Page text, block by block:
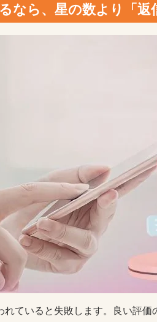
なら、星の数より「返
ていると失敗します。良い評価